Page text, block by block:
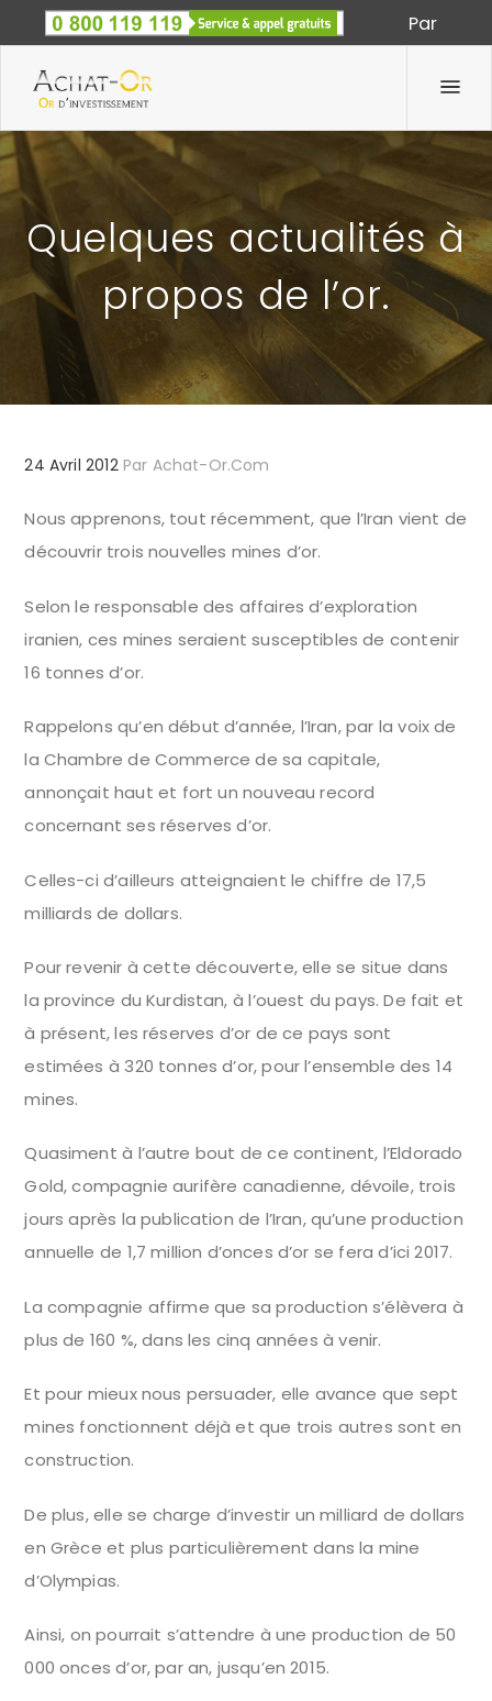
Par
Spécialiste des métaux précieux depuis 1933
Quelques actualités à
propos de l’or.
24 Avril 2012 Par Achat-Or.com
Nous apprenons, tout récemment, que l’Iran vient de
découvrir trois nouvelles mines d’or.
Selon le responsable des affaires d’exploration
iranien, ces mines seraient susceptibles de contenir
16 tonnes d’or.
Rappelons qu’en début d’année, l’Iran, par la voix de
la Chambre de Commerce de sa capitale,
annonçait haut et fort un nouveau record
concernant ses réserves d’or.
Celles-ci d’ailleurs atteignaient le chiffre de 17,5
milliards de dollars.
Pour revenir à cette découverte, elle se situe dans
la province du Kurdistan, à l’ouest du pays. De fait et
à présent, les réserves d’or de ce pays sont
estimées à 320 tonnes d’or, pour l’ensemble des 14
mines.
Quasiment à l’autre bout de ce continent, l’Eldorado
Gold, compagnie aurifère canadienne, dévoile, trois
jours après la publication de l’Iran, qu’une production
annuelle de 1,7 million d’onces d’or se fera d’ici 2017.
La compagnie affirme que sa production s’élèvera à
plus de 160 %, dans les cinq années à venir.
Et pour mieux nous persuader, elle avance que sept
mines fonctionnent déjà et que trois autres sont en
construction.
De plus, elle se charge d’investir un milliard de dollars
en Grèce et plus particulièrement dans la mine
d’Olympias.
Ainsi, on pourrait s’attendre à une production de 50
000 onces d’or, par an, jusqu’en 2015.